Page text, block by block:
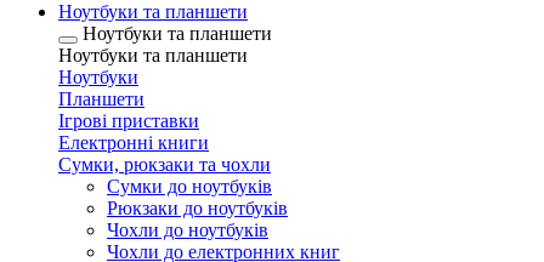
Ноутбуки та планшети
Ноутбуки та планшети
Ноутбуки та планшети
Ноутбуки
Планшети
Ігрові приставки
Електронні книги
Сумки, рюкзаки та чохли
Сумки до ноутбуків
Рюкзаки до ноутбуків
Чохли до ноутбуків
Чохли до електронних книг